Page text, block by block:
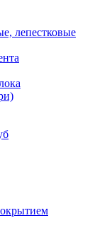
лепестковые